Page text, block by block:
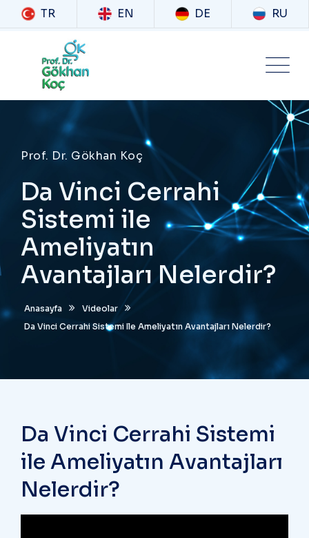
TR EN DE RU
Prof. Dr. Gökhan Koç
Da Vinci Cerrahi
Sistemi ile
Ameliyatın
Avantajları Nelerdir?
Anasayfa
Videolar
Da Vinci Cerrahi Sistemi Ile Ameliyatın Avantajları Nelerdir?
Da Vinci Cerrahi Sistemi
ile Ameliyatın Avantajları
Nelerdir?